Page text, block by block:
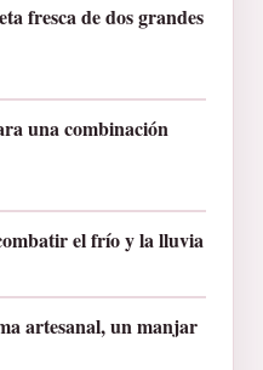
fresca de dos grandes
una combinación
el frío y la lluvia
artesanal, un manjar